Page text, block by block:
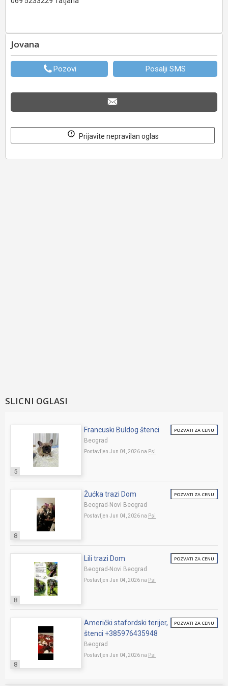
Jovana
Pozovi Posalji SMS
Prijavite nepravilan oglas
SLICNI OGLASI
5
Francuski Buldog štenci
Beograd
Postavljen Jun 04, 2026 na Psi
POZVATI ZA CENU
8
Žućka trazi Dom
Beograd-Novi Beograd
Postavljen Jun 04, 2026 na Psi
POZVATI ZA CENU
8
Lili trazi Dom
Beograd-Novi Beograd
Postavljen Jun 04, 2026 na Psi
POZVATI ZA CENU
8
Američki stafordski terijer,
štenci +385976435948
Beograd
Postavljen Jun 04, 2026 na Psi
POZVATI ZA CENU